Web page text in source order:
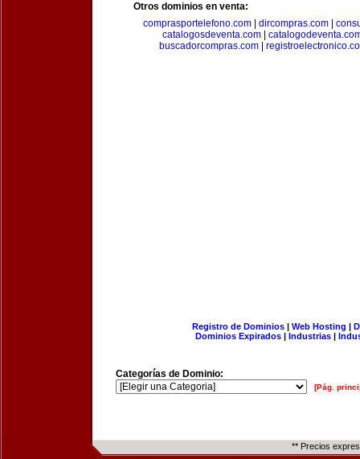
Otros dominios en venta:
comprasportelefono.com
dircompras.com
catalogosdeventa.com
buscadorcompras.com
Registro de Dominios| Web Hosting |
Dominios Expirados | Industrias |
Categorías de Dominio:
[Pág.
** Precios